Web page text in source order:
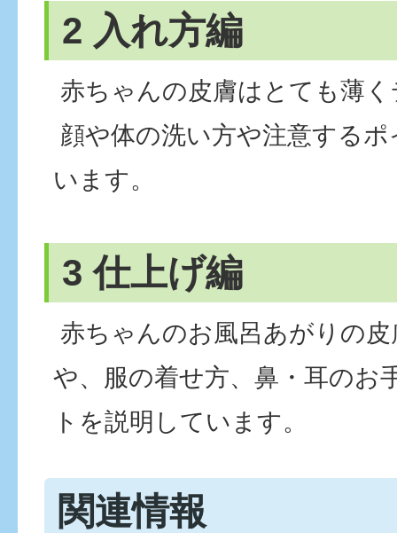
2 入れ方編
赤ちゃんの皮膚はとても薄
顔や体の洗い方や注意する
います。
3 仕上げ編
赤ちゃんのお風呂あがりの
や、服の着せ方、鼻・耳のお
トを説明しています。
関連情報